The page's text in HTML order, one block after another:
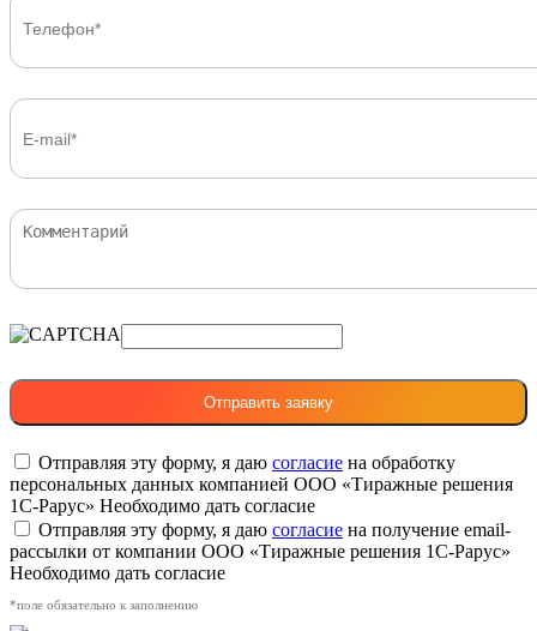
Отправляя эту форму, я даю согласие на обработку
персональных данных компанией ООО «Тиражные решения
1С-Рарус» Необходимо дать согласие
Отправляя эту форму, я даю согласие на получение email-
рассылки от компании ООО «Тиражные решения 1С-Рарус»
Необходимо дать согласие
*поле обязательно к заполнению